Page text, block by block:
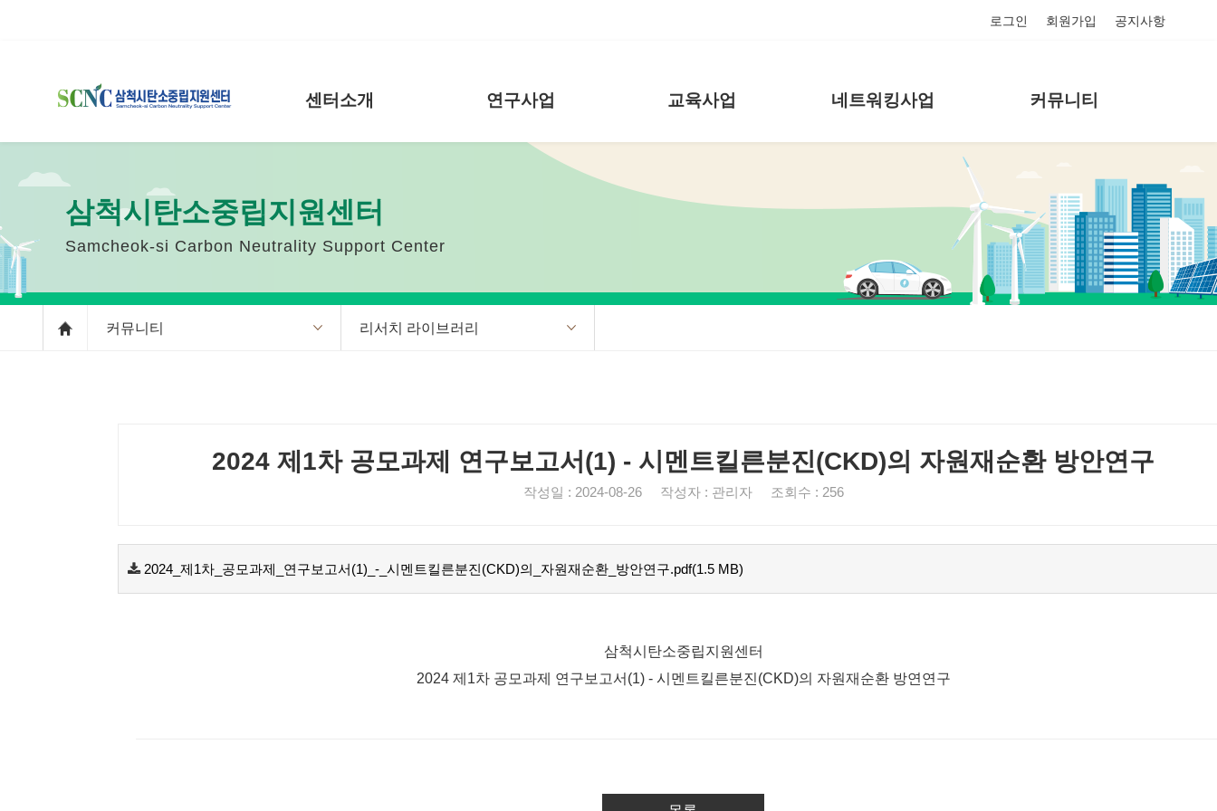
로그인 회원가입 공지사항
센터소개 연구사업 교육사업 네트워킹사업 커뮤니티
삼척시탄소중립지원센터
Samcheok-si Carbon Neutrality Support Center
커뮤니티 리서치 라이브러리
2024 제1차 공모과제 연구보고서(1) - 시멘트킬른분진(CKD)의 자원재순환 방안연구
작성일 : 2024-08-26 작성자 : 관리자 조회수 : 256
2024_제1차_공모과제_연구보고서(1)_-_시멘트킬른분진(CKD)의_자원재순환_방안연구.pdf(1.5 MB)
삼척시탄소중립지원센터
2024 제1차 공모과제 연구보고서(1) - 시멘트킬른분진(CKD)의 자원재순환 방연연구